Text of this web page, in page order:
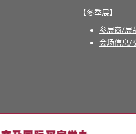
【冬季展】
参展商/展
会场信息/